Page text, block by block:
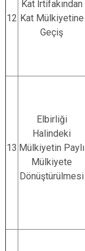
12
Kat İrtifakından
Kat Mülkiyetine
Geçiş
13
Elbirliği
Halindeki
Mülkiyetin Paylı
Mülkiyete
Dönüştürülmesi